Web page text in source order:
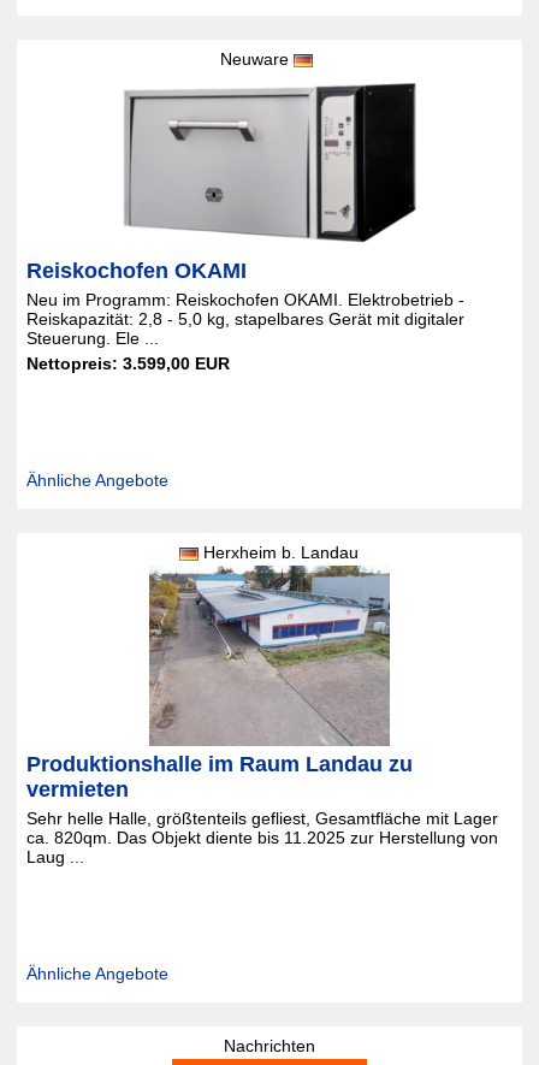
Neuware
Reiskochofen OKAMI
Neu im Programm: Reiskochofen OKAMI. Elektrobetrieb -
Reiskapazität: 2,8 - 5,0 kg, stapelbares Gerät mit digitaler
Steuerung. Ele ...
Nettopreis: 3.599,00 EUR
Ähnliche Angebote
Herxheim b. Landau
Produktionshalle im Raum Landau zu
vermieten
Sehr helle Halle, größtenteils gefliest, Gesamtfläche mit Lager
ca. 820qm. Das Objekt diente bis 11.2025 zur Herstellung von
Laug ...
Ähnliche Angebote
Nachrichten